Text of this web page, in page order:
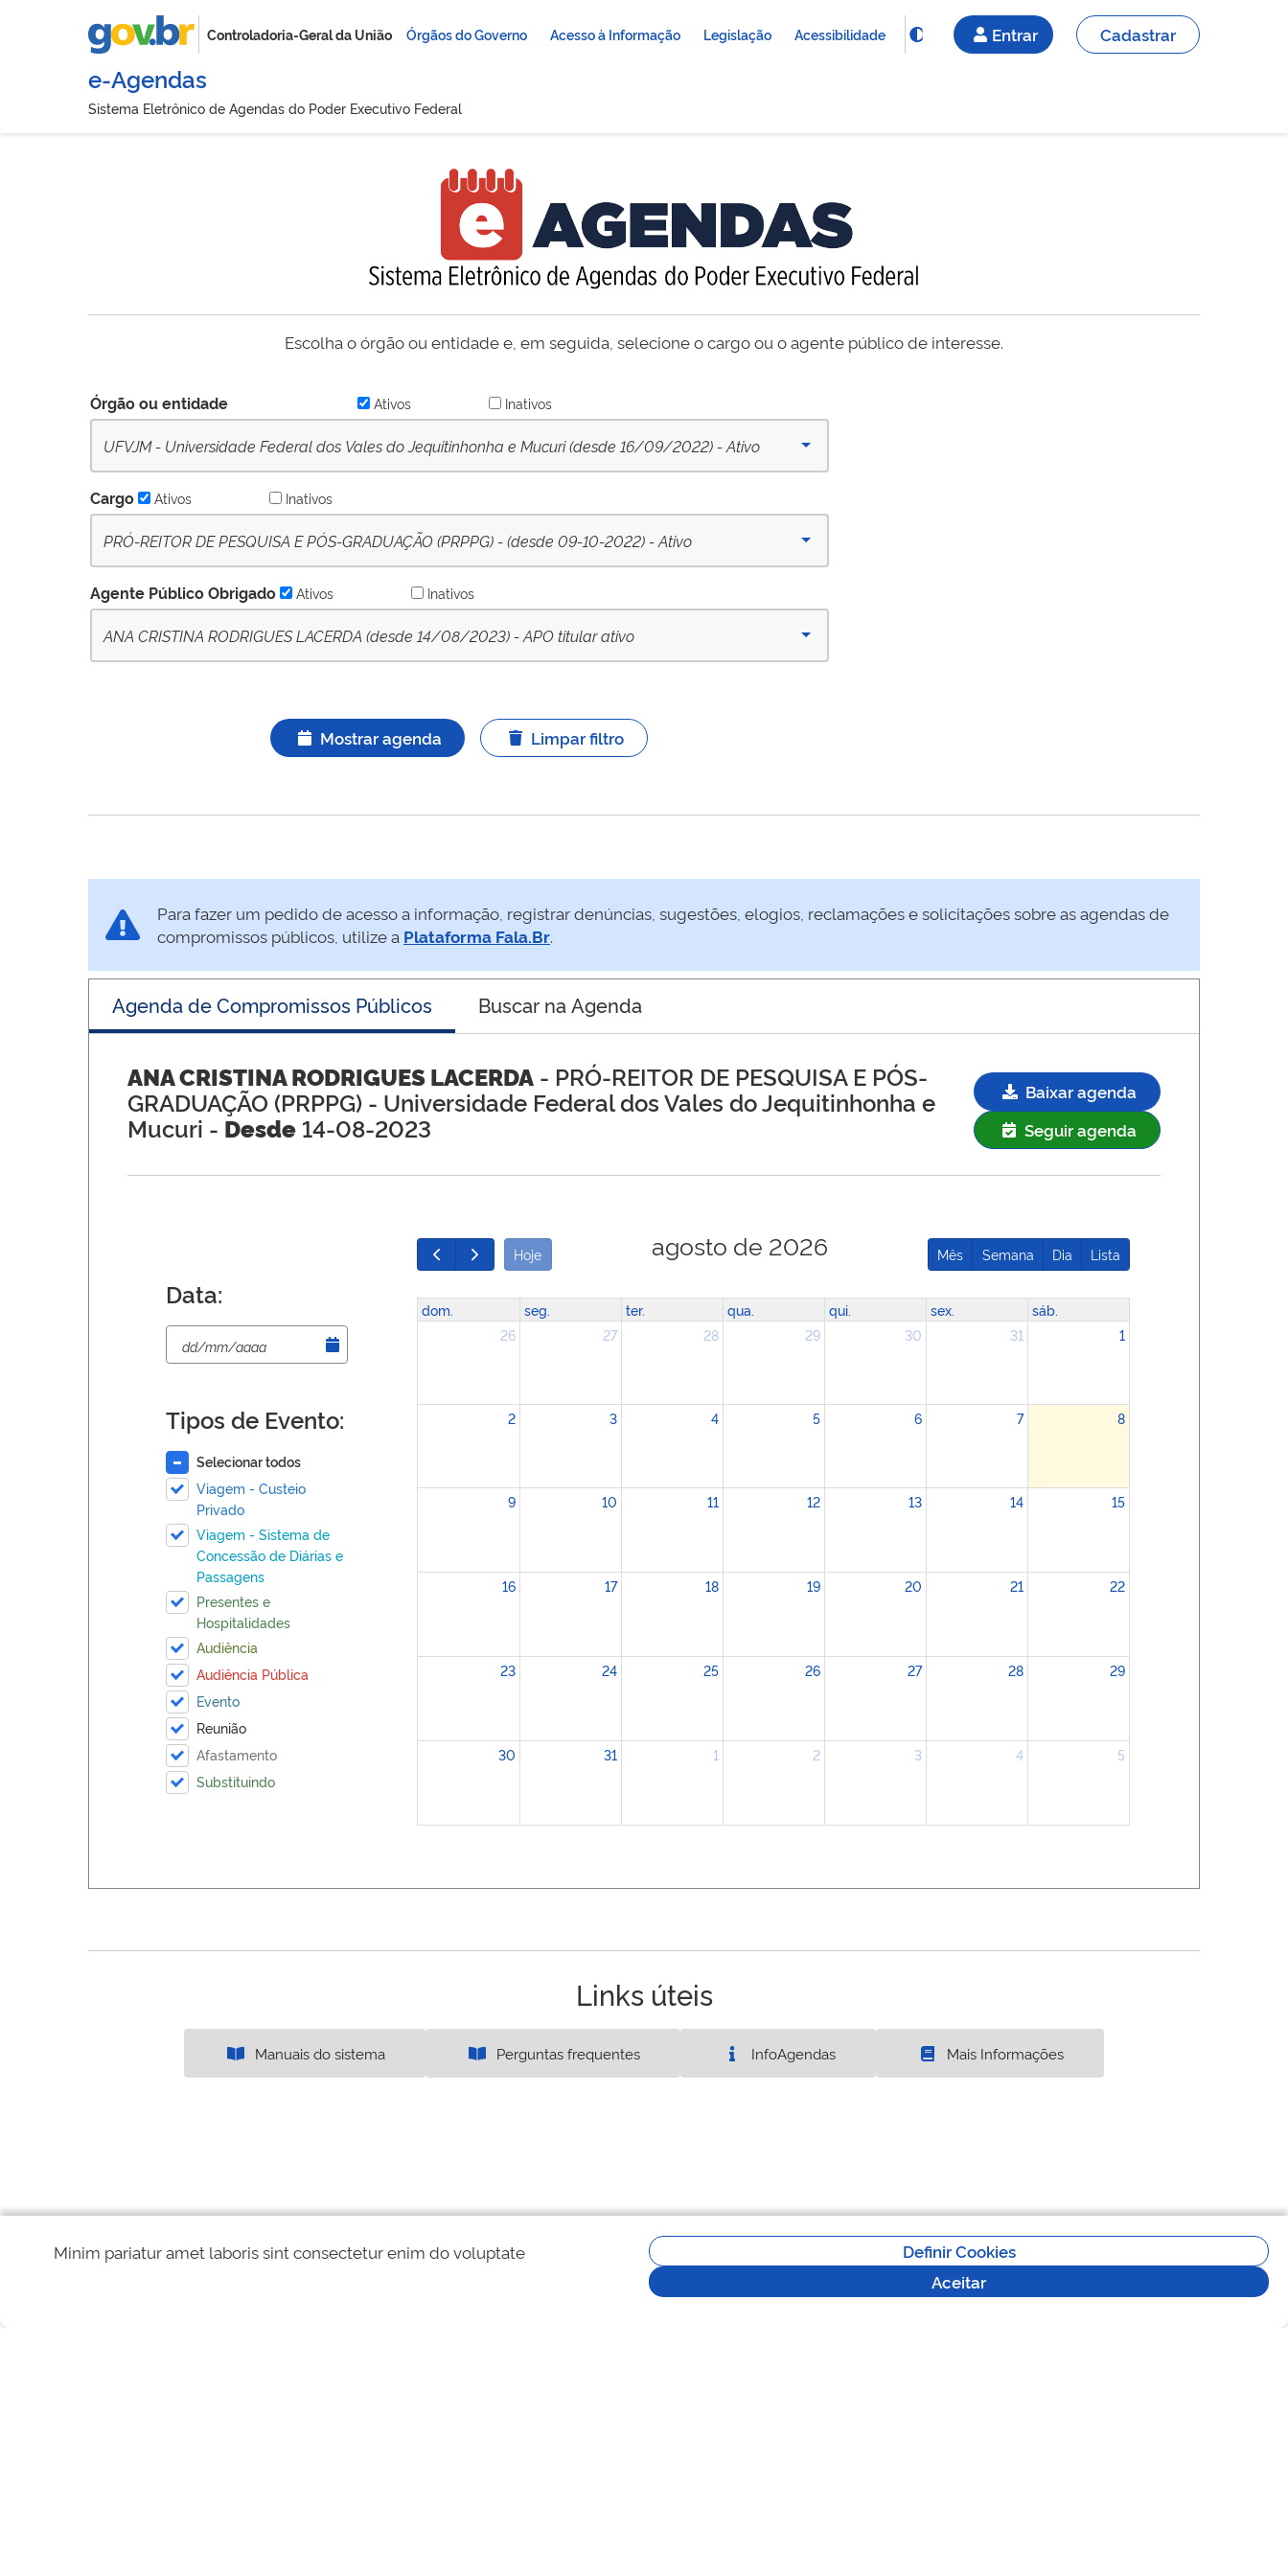
Controladoria-Geral da União Órgãos do Governo Acesso à Informação Legislação Acessibilidade Entrar Cadastrar
e-Agendas
Sistema Eletrônico de Agendas do Poder Executivo Federal
Escolha o órgão ou entidade e, em seguida, selecione o cargo ou o agente público de interesse.
Órgão ou entidade Ativos Inativos
UFVJM - Universidade Federal dos Vales do Jequitinhonha e Mucuri (desde 16/09/2022) - Ativo
Cargo Ativos Inativos
PRÓ-REITOR DE PESQUISA E PÓS-GRADUAÇÃO (PRPPG) - (desde 09-10-2022) - Ativo
Agente Público Obrigado Ativos Inativos
ANA CRISTINA RODRIGUES LACERDA (desde 14/08/2023) - APO titular ativo
Mostrar agenda Limpar filtro
Para fazer um pedido de acesso a informação, registrar denúncias, sugestões, elogios, reclamações e solicitações sobre as agendas de
compromissos públicos, utilize a Plataforma Fala.Br.
Agenda de Compromissos Públicos Buscar na Agenda
ANA CRISTINA RODRIGUES LACERDA - PRÓ-REITOR DE PESQUISA E PÓS-
GRADUAÇÃO (PRPPG) - Universidade Federal dos Vales do Jequitinhonha e
Mucuri - Desde 14-08-2023
Baixar agenda
Seguir agenda
Data:
Tipos de Evento:
Selecionar todos
Viagem - Custeio
Privado
Viagem - Sistema de
Concessão de Diárias e
Passagens
Presentes e
Hospitalidades
Audiência
Audiência Pública
Evento
Reunião
Afastamento
Substituindo
Hoje agosto de 2026 Mês Semana Dia Lista
dom. seg. ter. qua. qui. sex.
sáb.
26
27 28 29 30 31 1
2 3 4 5 6 7 8
9 10 11 12 13 14 15
16 17 18 19 20 21 22
23 24 25 26 27 28 29
30 31 1 2 3 4 5
Links úteis
Manuais do sistema Perguntas frequentes InfoAgendas Mais Informações
Minim pariatur amet laboris sint consectetur enim do voluptate
Definir Cookies
Aceitar